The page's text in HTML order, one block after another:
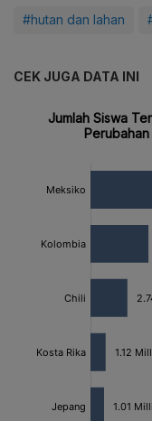
#hutan dan lahan
CEK JUGA DATA INI